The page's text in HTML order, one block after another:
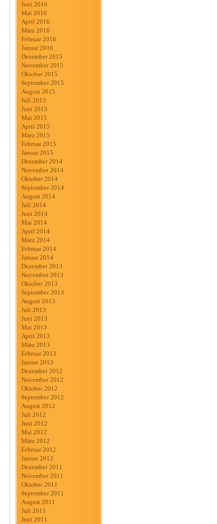
Juni 2016
Mai 2016
April 2016
März 2016
Februar 2016
Januar 2016
Dezember 2015
November 2015
Oktober 2015
September 2015
August 2015
Juli 2015
Juni 2015
Mai 2015
April 2015
März 2015
Februar 2015
Januar 2015
Dezember 2014
November 2014
Oktober 2014
September 2014
August 2014
Juli 2014
Juni 2014
Mai 2014
April 2014
März 2014
Februar 2014
Januar 2014
Dezember 2013
November 2013
Oktober 2013
September 2013
August 2013
Juli 2013
Juni 2013
Mai 2013
April 2013
März 2013
Februar 2013
Januar 2013
Dezember 2012
November 2012
Oktober 2012
September 2012
August 2012
Juli 2012
Juni 2012
Mai 2012
März 2012
Februar 2012
Januar 2012
Dezember 2011
November 2011
Oktober 2011
September 2011
August 2011
Juli 2011
Juni 2011